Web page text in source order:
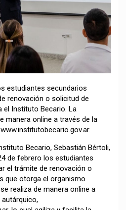
estudiantes secundarios
renovación o solicitud de
el Instituto Becario. La
manera online a través de la
Becario, Sebastián Bértoli,
de febrero los estudiantes
el trámite de renovación o
que otorga el organismo
realiza de manera online a